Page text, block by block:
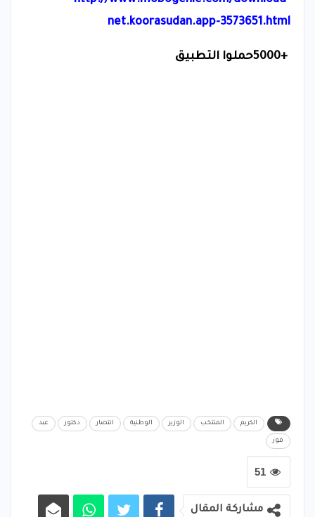
net.koorasudan.app-3573651.html
5000+حملوا التطبيق
الكريم المنتخب الوزير الوطنية انتصار دكتور عبد
فوز
51
مشاركة المقال